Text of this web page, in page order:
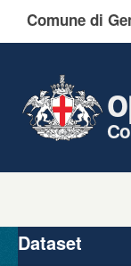
Comune di
Organizzazioni
Dataset